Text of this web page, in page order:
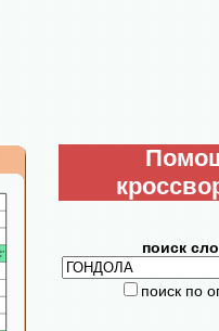
поиск
поиск по